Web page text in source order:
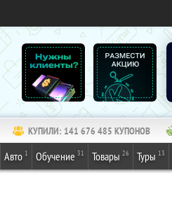
КУПИЛИ: 141 676 485 КУПОНОВ
Авто 1 Обучение 31 Товары 26 Туры 13